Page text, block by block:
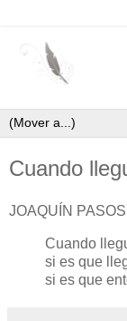
Cuando
JOAQUÍN PASOS
Cuando
si es que
si es que